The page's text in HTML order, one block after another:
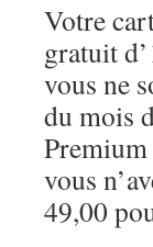
Votre
gratuit
vous ne
du mois
vous
49,00